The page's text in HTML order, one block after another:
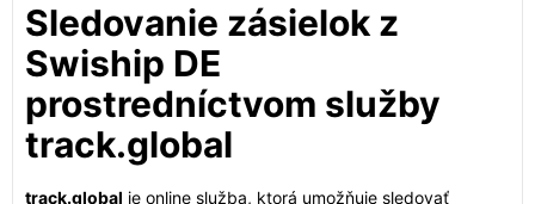
Sledovanie zásielok z
Swiship DE
prostredníctvom služby
track.global
track.global je online služba, ktorá umožňuje sledovať